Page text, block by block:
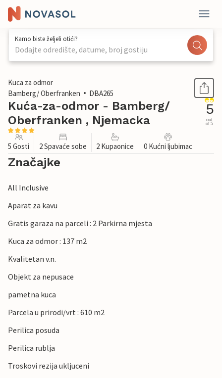
Kamo biste željeli otići?
Dodajte odredište, datume, broj gostiju
1 / 24
Kuca za odmor
Bamberg/ Oberfranken
DBA265
Kuća-za-odmor - Bamberg/
Oberfranken , Njemacka
5
out
of 5
5 Gosti 2 Spavaće sobe 2 Kupaonice 0 Kućni ljubimac
Značajke
All Inclusive
Aparat za kavu
Gratis garaza na parceli : 2 Parkirna mjesta
Kuca za odmor : 137 m2
Kvalitetan v.n.
Objekt za nepusace
pametna kuca
Parcela u prirodi/vrt : 610 m2
Perilica posuda
Perilica rublja
Troskovi rezija ukljuceni